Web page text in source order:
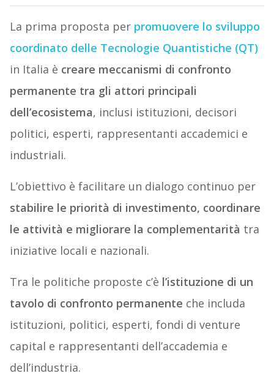
La prima proposta per promuovere lo sviluppo
coordinato delle Tecnologie Quantistiche (QT)
in Italia è creare meccanismi di confronto
permanente tra gli attori principali
dell’ecosistema, inclusi istituzioni, decisori
politici, esperti, rappresentanti accademici e
industriali.
L’obiettivo è facilitare un dialogo continuo per
stabilire le priorità di investimento, coordinare
le attività e migliorare la complementarità tra
iniziative locali e nazionali.
Tra le politiche proposte c’è l’istituzione di un
tavolo di confronto permanente che includa
istituzioni, politici, esperti, fondi di venture
capital e rappresentanti dell’accademia e
dell’industria.